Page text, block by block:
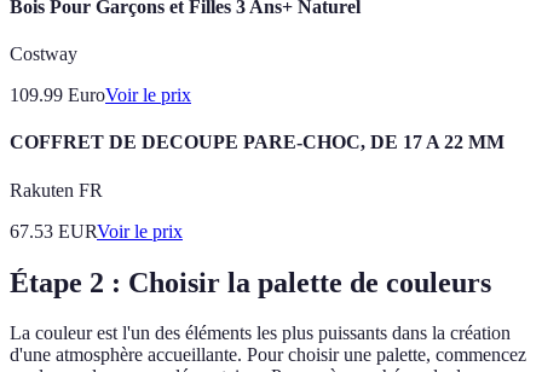
Bois Pour Garçons et Filles 3 Ans+ Naturel
Costway
109.99 EuroVoir le prix
COFFRET DE DECOUPE PARE-CHOC, DE 17 A 22 MM
Rakuten FR
67.53 EURVoir le prix
Étape 2 : Choisir la palette de couleurs
La couleur est l'un des éléments les plus puissants dans la création
d'une atmosphère accueillante. Pour choisir une palette, commencez